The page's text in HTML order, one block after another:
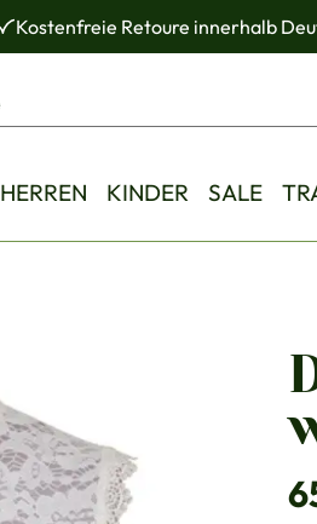
Kostenfreie Retoure innerhalb
HERREN KINDER SALE